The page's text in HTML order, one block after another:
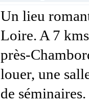
Un lieu
Loire. A 7
près-
louer, une
de